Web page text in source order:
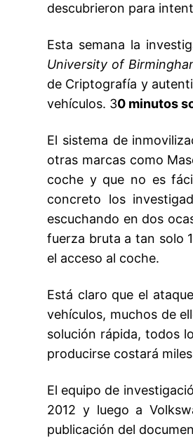
descubrieron para
Esta semana la
University of
de Criptografía y
vehículos. 30 minutos
El sistema de
otras marcas como
coche y que no es
concreto los
escuchando en dos
fuerza bruta a tan solo
el acceso al coche.
Está claro que el
vehículos, muchos de
solución rápida, todos
producirse costará
El equipo de
2012 y luego a
publicación del